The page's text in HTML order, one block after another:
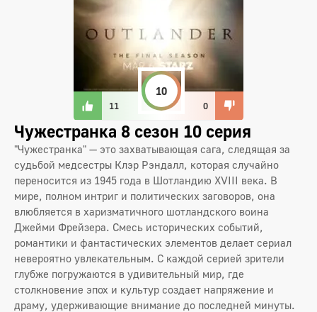
11
10
0
Чужестранка 8 сезон 10 серия
"Чужестранка" — это захватывающая сага, следящая за
судьбой медсестры Клэр Рэндалл, которая случайно
переносится из 1945 года в Шотландию XVIII века. В
мире, полном интриг и политических заговоров, она
влюбляется в харизматичного шотландского воина
Джейми Фрейзера. Смесь исторических событий,
романтики и фантастических элементов делает сериал
невероятно увлекательным. С каждой серией зрители
глубже погружаются в удивительный мир, где
столкновение эпох и культур создает напряжение и
драму, удерживающие внимание до последней минуты.